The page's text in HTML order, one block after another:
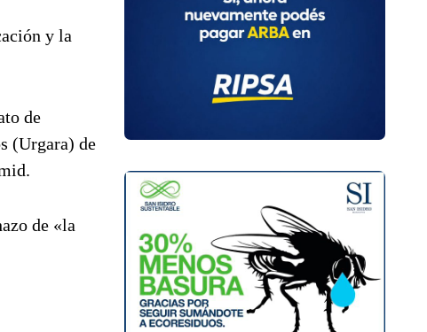
y la
de
(Urgara) de
de «la